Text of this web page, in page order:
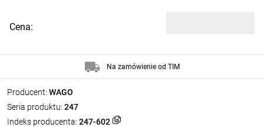
Producent: WAGO
Seria produktu: 247
Indeks producenta: 247-602
Cena:
Na zamówienie od TIM